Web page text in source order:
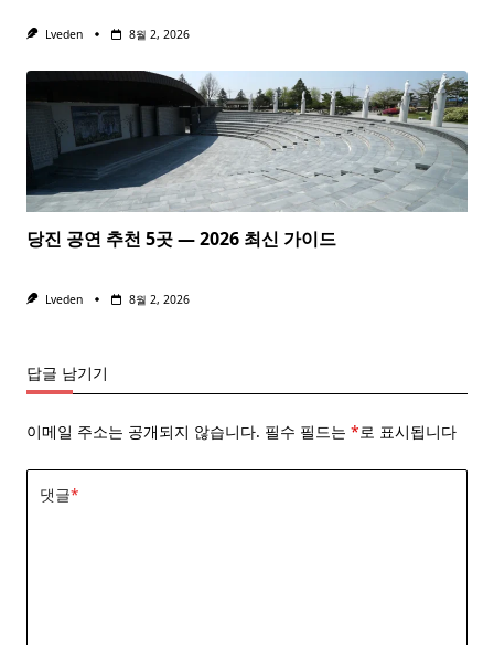
Lveden 8월 2, 2026
당진 공연 추천 5곳 — 2026 최신 가이드
Lveden 8월 2, 2026
답글 남기기
이메일 주소는 공개되지 않습니다. 필수 필드는 *로 표시됩니다
댓글*